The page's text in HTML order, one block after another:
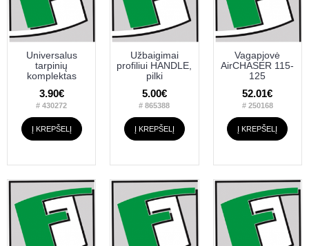
Universalus
tarpinių
komplektas
3.90€
# 430272
Į KREPŠELĮ
Užbaigimai
profiliui HANDLE,
pilki
5.00€
# 865388
Į KREPŠELĮ
Vagapjovė
AirCHASER 115-
125
52.01€
# 250168
Į KREPŠELĮ